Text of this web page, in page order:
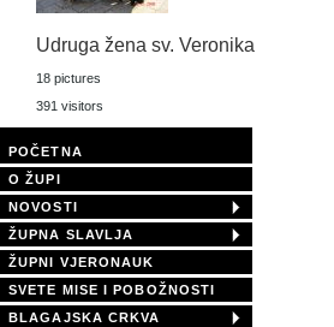
Udruga žena sv. Veronika
18 pictures
391 visitors
POČETNA
O ŽUPI
NOVOSTI
ŽUPNA SLAVLJA
ŽUPNI VJERONAUK
SVETE MISE I POBOŽNOSTI
BLAGAJSKA CRKVA